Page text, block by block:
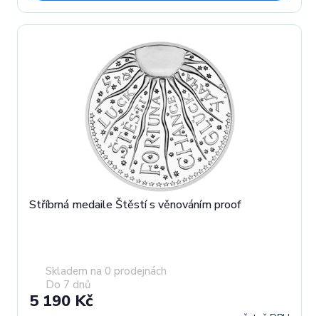
Stříbrná medaile Štěstí s věnováním proof
Skladem na 0 prodejnách
Do 7 dnů
5 190 Kč